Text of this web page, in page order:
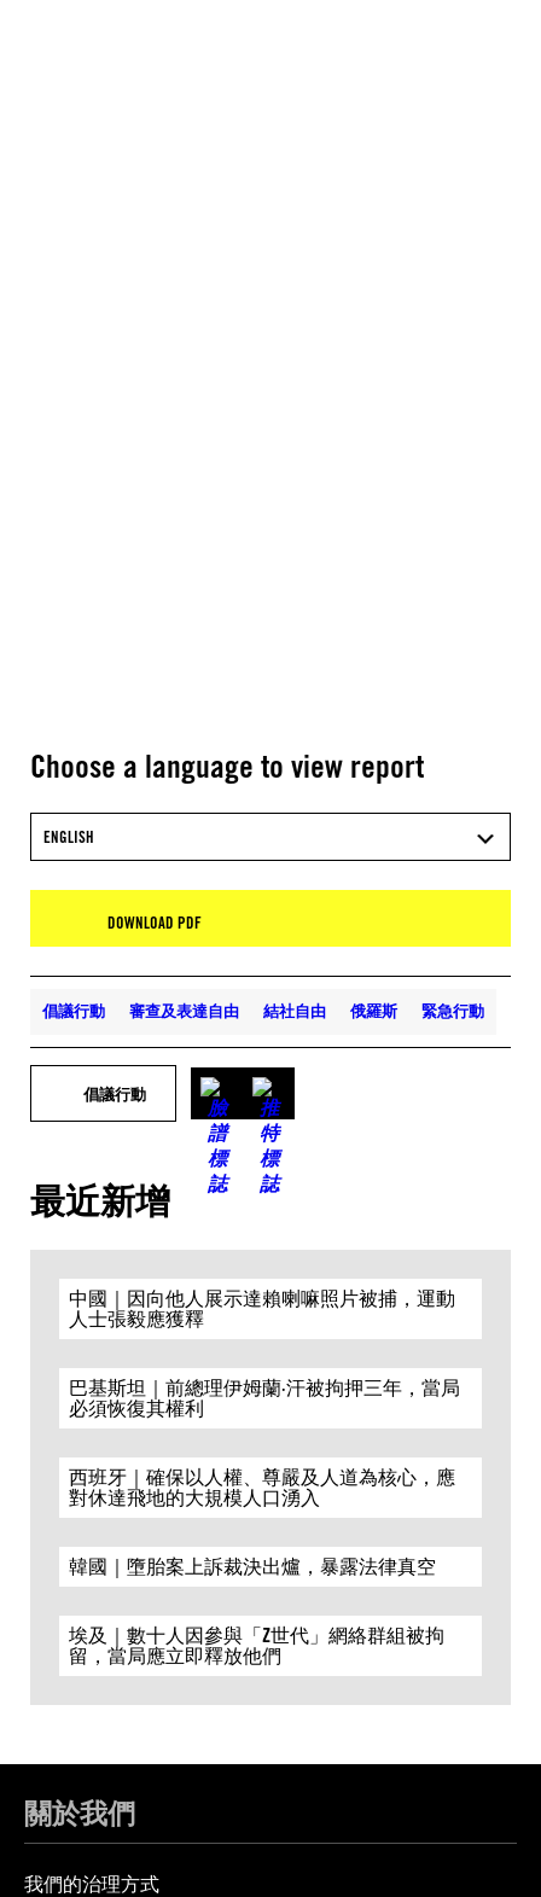
Choose a language to view report
ENGLISH
DOWNLOAD PDF
倡議行動 審查及表達自由 結社自由 俄羅斯 緊急行動
倡議行動
最近新增
中國｜因向他人展示達賴喇嘛照片被捕，運動
人士張毅應獲釋
巴基斯坦｜前總理伊姆蘭·汗被拘押三年，當局
必須恢復其權利
西班牙｜確保以人權、尊嚴及人道為核心，應
對休達飛地的大規模人口湧入
韓國｜墮胎案上訴裁決出爐，暴露法律真空
埃及｜數十人因參與「Z世代」網絡群組被拘
留，當局應立即釋放他們
關於我們
我們的治理方式